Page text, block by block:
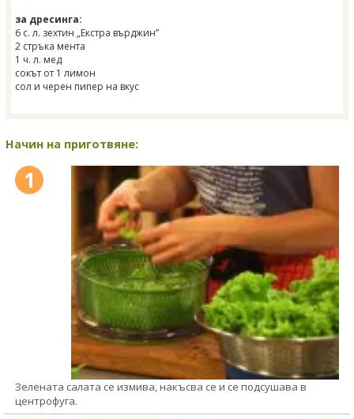
за дресинга:
6 с. л. зехтин „Екстра върджин”
2 стръка мента
1 ч. л. мед
сокът от 1 лимон
сол и черен пипер на вкус
Начин на приготвяне:
1
Зелената салата се измива, накъсва се и се подсушава в
центрофуга.